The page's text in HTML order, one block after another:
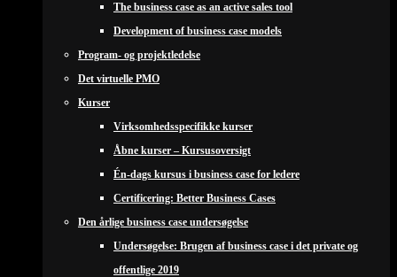
The business case as an active sales tool
Development of business case models
Program- og projektledelse
Det virtuelle PMO
Kurser
Virksomhedsspecifikke kurser
Åbne kurser – Kursusoversigt
Én-dags kursus i business case for ledere
Certificering: Better Business Cases
Den årlige business case undersøgelse
Undersøgelse: Brugen af business case i det private og
offentlige 2019